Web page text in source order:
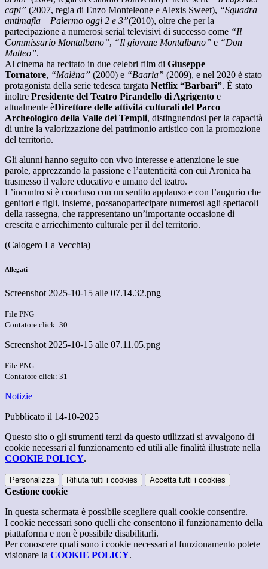
capi” (2007, regia di Enzo Monteleone e Alexis Sweet), “Squadra
antimafia – Palermo oggi 2 e 3”(2010), oltre che per la
partecipazione a numerosi serial televisivi di successo come “Il
Commissario Montalbano”, “Il giovane Montalbano” e “Don
Matteo”.
Al cinema ha recitato in due celebri film di Giuseppe
Tornatore, “Malèna” (2000) e “Baarìa” (2009), e nel 2020 è stato
protagonista della serie tedesca targata Netflix “Barbari”. È stato
inoltre Presidente del Teatro Pirandello di Agrigento e
attualmente èDirettore delle attività culturali del Parco
Archeologico della Valle dei Templi, distinguendosi per la capacità
di unire la valorizzazione del patrimonio artistico con la promozione
del territorio.
Gli alunni hanno seguito con vivo interesse e attenzione le sue
parole, apprezzando la passione e l’autenticità con cui Aronica ha
trasmesso il valore educativo e umano del teatro.
L’incontro si è concluso con un sentito applauso e con l’augurio che
genitori e figli, insieme, possanopartecipare numerosi agli spettacoli
della rassegna, che rappresentano un’importante occasione di
crescita e arricchimento culturale per il del territorio.
(Calogero La Vecchia)
Allegati
Screenshot 2025-10-15 alle 07.14.32.png
File PNG
Contatore click: 30
Screenshot 2025-10-15 alle 07.11.05.png
File PNG
Contatore click: 31
Notizie
Pubblicato il 14-10-2025
Questo sito o gli strumenti terzi da questo utilizzati si avvalgono di
cookie necessari al funzionamento ed utili alle finalità illustrate nella
COOKIE POLICY.
Personalizza Rifiuta tutti i cookies Accetta tutti i cookies
Gestione cookie
In questa schermata è possibile scegliere quali cookie consentire.
I cookie necessari sono quelli che consentono il funzionamento della
piattaforma e non è possibile disabilitarli.
Per conoscere quali sono i cookie necessari al funzionamento potete
visionare la COOKIE POLICY.